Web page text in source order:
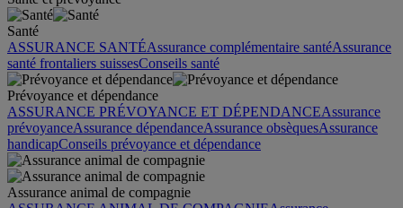
Santé
ASSURANCE SANTÉAssurance complémentaire santéAssurance
santé frontaliers suissesConseils santé
Prévoyance et dépendance
ASSURANCE PRÉVOYANCE ET DÉPENDANCEAssurance
prévoyanceAssurance dépendanceAssurance obsèquesAssurance
handicapConseils prévoyance et dépendance
Assurance animal de compagnie